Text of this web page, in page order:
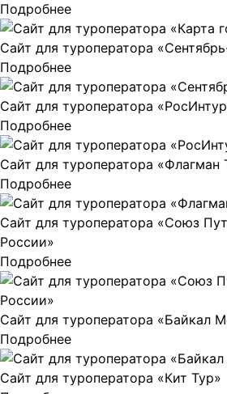
Подробнее
Сайт для туроператора
Подробнее
Сайт для туроператора
Подробнее
Сайт для туроператора «Флагман
Подробнее
Сайт для туроператора «Союз
России»
Подробнее
Сайт для туроператора «Байкал
Подробнее
Сайт для туроператора «Кит Тур»